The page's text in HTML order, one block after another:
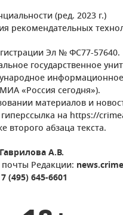
(ред. 2023 г.)
рекомендательных
Эл № ФС77-57640.
государственное
информационное
«Россия сегодня»).
материалов и
на https://
второго абзаца текста.
Гаврилова А.В.
Редакции:
7 (495) 645-6601